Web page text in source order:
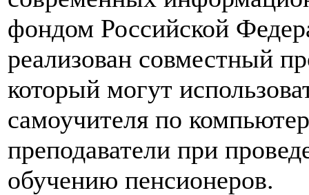
фондом Российской
реализован совместный
который могут
самоучителя по
преподаватели при
обучению пенсионеров.